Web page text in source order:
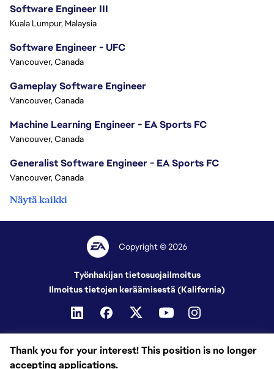
Thank you for your interest! This position is no longer
accepting applications.
Software Engineer III
Kuala Lumpur, Malaysia
Software Engineer - UFC
Vancouver, Canada
Gameplay Software Engineer
Vancouver, Canada
Machine Learning Engineer - EA Sports FC
Vancouver, Canada
Generalist Software Engineer - EA Sports FC
Vancouver, Canada
Näytä kaikki
Copyright © 2026
Työnhakijan tietosuojailmoitus
Ilmoitus tietojen keräämisestä (Kalifornia)